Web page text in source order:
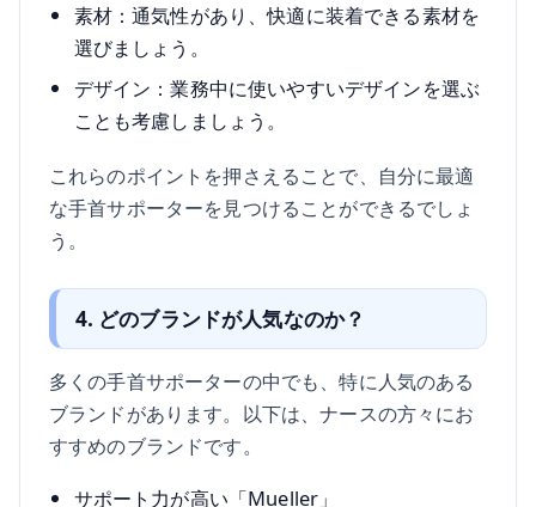
素材：通気性があり、快適に装着できる素材を
選びましょう。
デザイン：業務中に使いやすいデザインを選ぶ
ことも考慮しましょう。
これらのポイントを押さえることで、自分に最適
な手首サポーターを見つけることができるでしょ
う。
4. どのブランドが人気なのか？
多くの手首サポーターの中でも、特に人気のある
ブランドがあります。以下は、ナースの方々にお
すすめのブランドです。
サポート力が高い「Mueller」